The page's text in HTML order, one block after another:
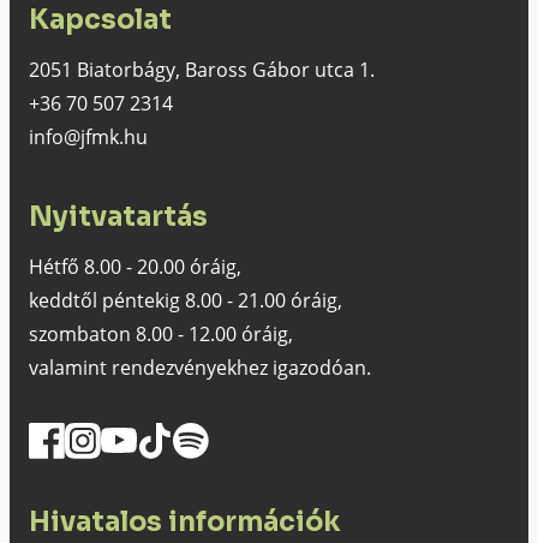
Kapcsolat
2051 Biatorbágy, Baross Gábor utca 1.
+36 70 507 2314
info@jfmk.hu
Nyitvatartás
Hétfő 8.00 - 20.00 óráig,
keddtől péntekig 8.00 - 21.00 óráig,
szombaton 8.00 - 12.00 óráig,
valamint rendezvényekhez igazodóan.
Hivatalos információk